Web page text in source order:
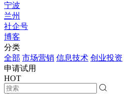
宁波
兰州
社企号
博客
分类
全部 市场营销 信息技术 创业投资
申请试用
HOT